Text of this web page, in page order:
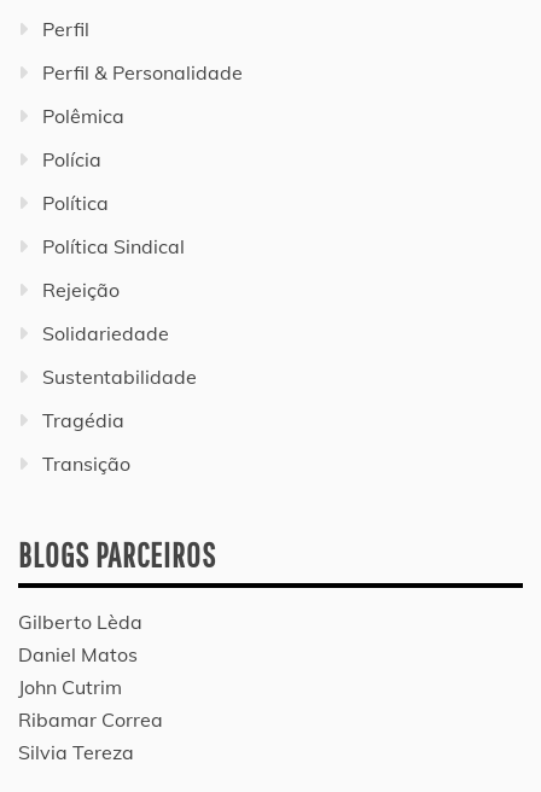
Perfil
Perfil & Personalidade
Polêmica
Polícia
Política
Política Sindical
Rejeição
Solidariedade
Sustentabilidade
Tragédia
Transição
BLOGS PARCEIROS
Gilberto Lèda
Daniel Matos
John Cutrim
Ribamar Correa
Silvia Tereza